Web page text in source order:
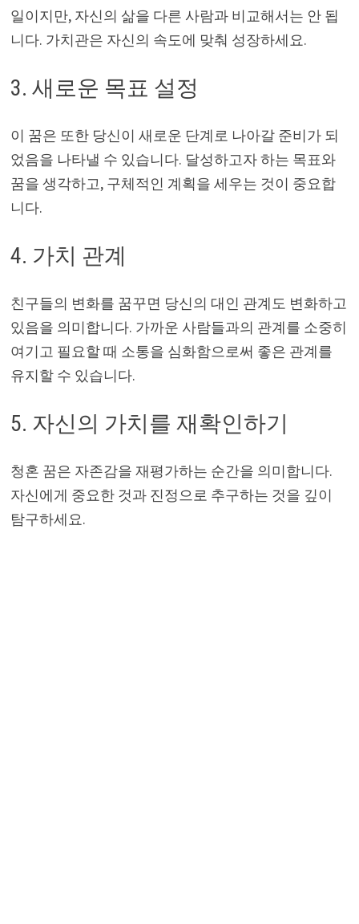
일이지만, 자신의 삶을 다른 사람과 비교해서는 안 됩
니다. 가치관은 자신의 속도에 맞춰 성장하세요.
3. 새로운 목표 설정
이 꿈은 또한 당신이 새로운 단계로 나아갈 준비가 되
었음을 나타낼 수 있습니다. 달성하고자 하는 목표와
꿈을 생각하고, 구체적인 계획을 세우는 것이 중요합
니다.
4. 가치 관계
친구들의 변화를 꿈꾸면 당신의 대인 관계도 변화하고
있음을 의미합니다. 가까운 사람들과의 관계를 소중히
여기고 필요할 때 소통을 심화함으로써 좋은 관계를
유지할 수 있습니다.
5. 자신의 가치를 재확인하기
청혼 꿈은 자존감을 재평가하는 순간을 의미합니다.
자신에게 중요한 것과 진정으로 추구하는 것을 깊이
탐구하세요.